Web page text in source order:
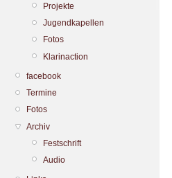
Projekte
Jugendkapellen
Fotos
Klarinaction
facebook
Termine
Fotos
Archiv
Festschrift
Audio